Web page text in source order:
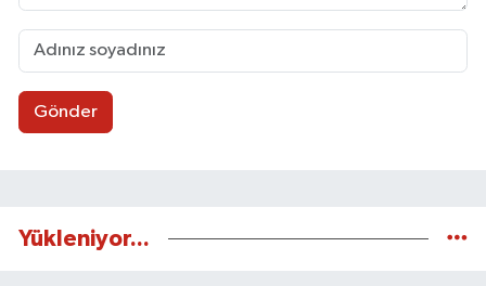
Gönder
Yükleniyor...